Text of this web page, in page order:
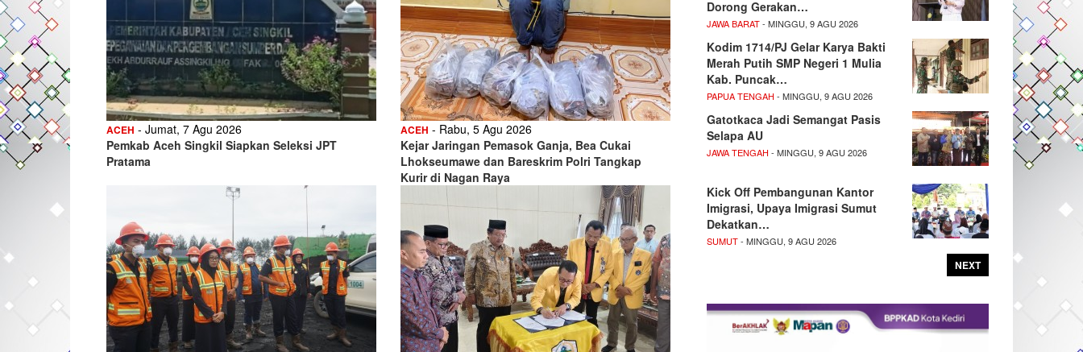
ACEH - Jumat, 7 Agu 2026
Pemkab Aceh Singkil Siapkan Seleksi JPT
Pratama
ACEH - Rabu, 5 Agu 2026
Kejar Jaringan Pemasok Ganja, Bea Cukai
Lhokseumawe dan Bareskrim Polri Tangkap
Kurir di Nagan Raya
Dorong Gerakan…
JAWA BARAT- MINGGU, 9 AGU 2026
Kodim 1714/PJ Gelar Karya Bakti
Merah Putih SMP Negeri 1 Mulia
Kab. Puncak…
PAPUA TENGAH - MINGGU, 9 AGU 2026
Gatotkaca Jadi Semangat Pasis
Selapa AU
JAWA TENGAH - MINGGU, 9 AGU 2026
Kick Off Pembangunan Kantor
Imigrasi, Upaya Imigrasi Sumut
Dekatkan…
SUMUT- MINGGU, 9 AGU 2026
NEXT